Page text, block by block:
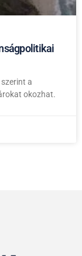
a
okozhat.